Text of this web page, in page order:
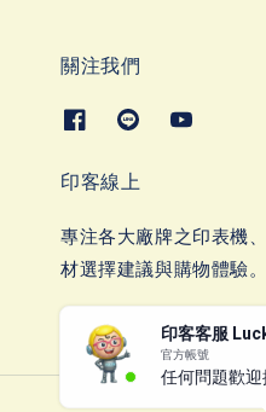
印客客服
官方帳號
任何問題歡迎
關注我們
印客線上
專注各大廠牌之印表機
材選擇建議與購物體驗。